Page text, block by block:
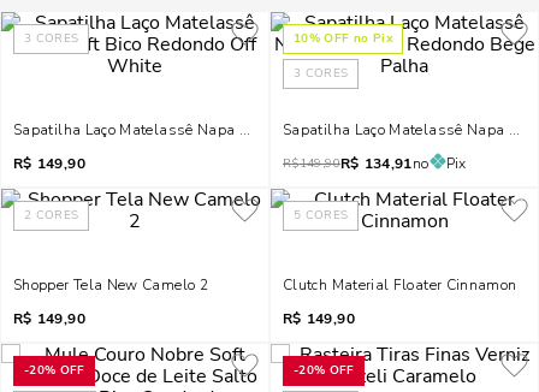
3 CORES
Sapatilha Laço Matelassê Napa Soft Bico Redondo Off White
R$ 149,90
10% OFF no Pix
3 CORES
Sapatilha Laço Matelassê Napa Soft
R$149,90R$ 134,91no Pix
2 CORES
Shopper Tela New Camelo 2
R$ 149,90
5 CORES
Clutch Material Floater Cinnamon
R$ 149,90
-20% OFF -20% OFF